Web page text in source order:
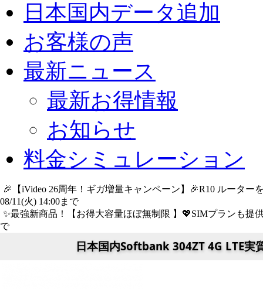
日本国内データ追加
お客様の声
最新ニュース
最新お得情報
お知らせ
料金シミュレーション
🎉【iVideo 26周年！ギガ増量キャンペーン】🎉R10 ルータ
08/11(火) 14:00まで
✨️最強新商品！【お得大容量ほぼ無制限 】💖SIMプランも提
で
日本国内Softbank 304ZT 4G LTE実